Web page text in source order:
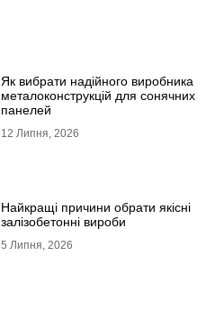
Як вибрати надійного виробника
металоконструкцій для сонячних
панелей
12 Липня, 2026
Найкращі причини обрати якісні
залізобетонні вироби
5 Липня, 2026